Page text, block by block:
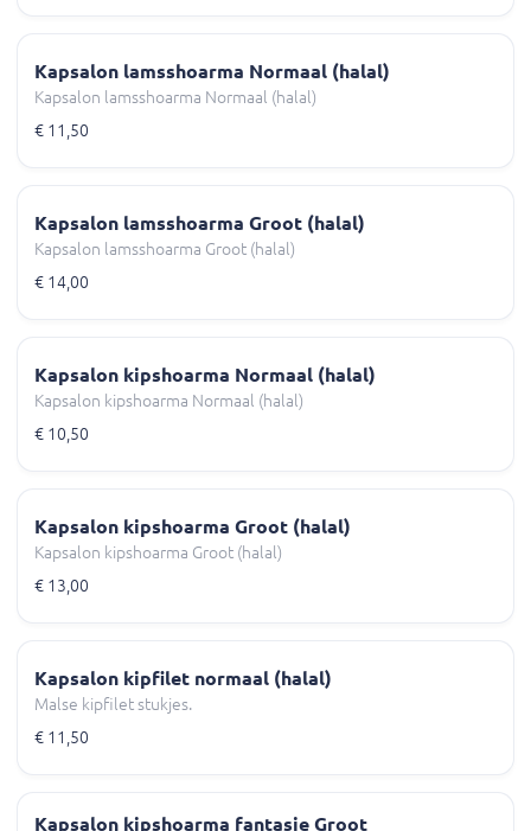
Kapsalon lamsshoarma Normaal (halal)
Kapsalon lamsshoarma Normaal (halal)
€ 11,50
Kapsalon lamsshoarma Groot (halal)
Kapsalon lamsshoarma Groot (halal)
€ 14,00
Kapsalon kipshoarma Normaal (halal)
Kapsalon kipshoarma Normaal (halal)
€ 10,50
Kapsalon kipshoarma Groot (halal)
Kapsalon kipshoarma Groot (halal)
€ 13,00
Kapsalon kipfilet normaal (halal)
Malse kipfilet stukjes.
€ 11,50
Kapsalon kipshoarma fantasie Groot